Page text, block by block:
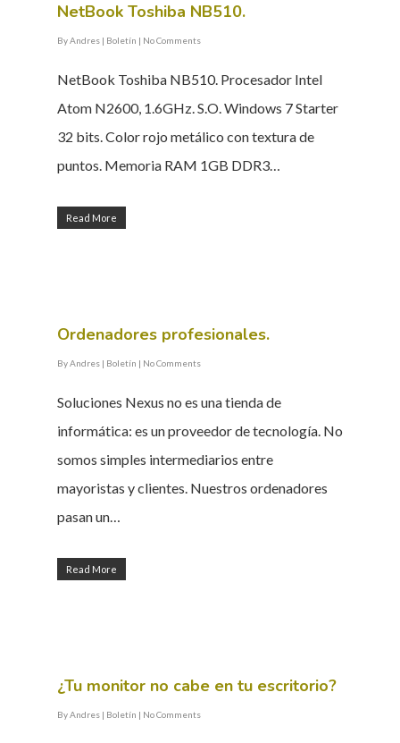
NetBook Toshiba NB510.
ByAndres | Boletín | No Comments
NetBook Toshiba NB510. Procesador Intel
Atom N2600, 1.6GHz. S.O. Windows 7 Starter
32 bits. Color rojo metálico con textura de
puntos. Memoria RAM 1GB DDR3…
Read More
Ordenadores profesionales.
ByAndres | Boletín | No Comments
Soluciones Nexus no es una tienda de
informática: es un proveedor de tecnología. No
somos simples intermediarios entre
mayoristas y clientes. Nuestros ordenadores
pasan un…
Read More
¿Tu monitor no cabe en tu escritorio?
ByAndres | Boletín | No Comments